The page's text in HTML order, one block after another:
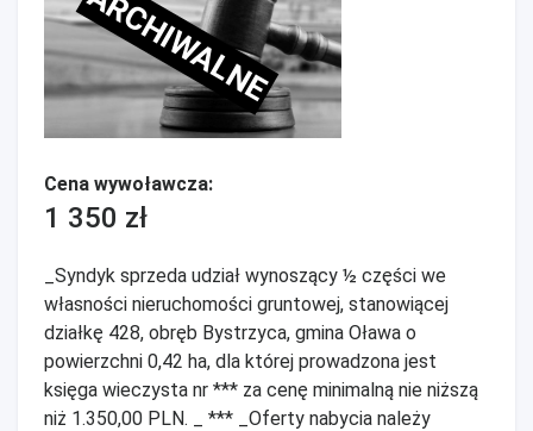
ARCHIWALNE
Cena wywoławcza:
1 350 zł
_Syndyk sprzeda udział wynoszący ½ części we
własności nieruchomości gruntowej, stanowiącej
działkę 428, obręb Bystrzyca, gmina Oława o
powierzchni 0,42 ha, dla której prowadzona jest
księga wieczysta nr *** za cenę minimalną nie niższą
niż 1.350,00 PLN. _ *** _Oferty nabycia należy